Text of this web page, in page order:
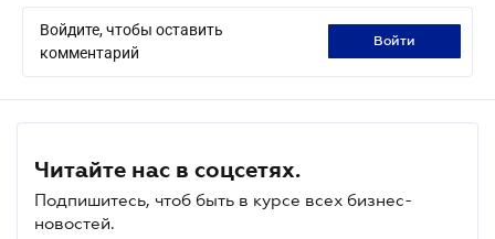
Войдите, чтобы оставить
комментарий
войти
Читайте нас в соцсетях.
Подпишитесь, чтоб быть в курсе всех бизнес-
новостей.